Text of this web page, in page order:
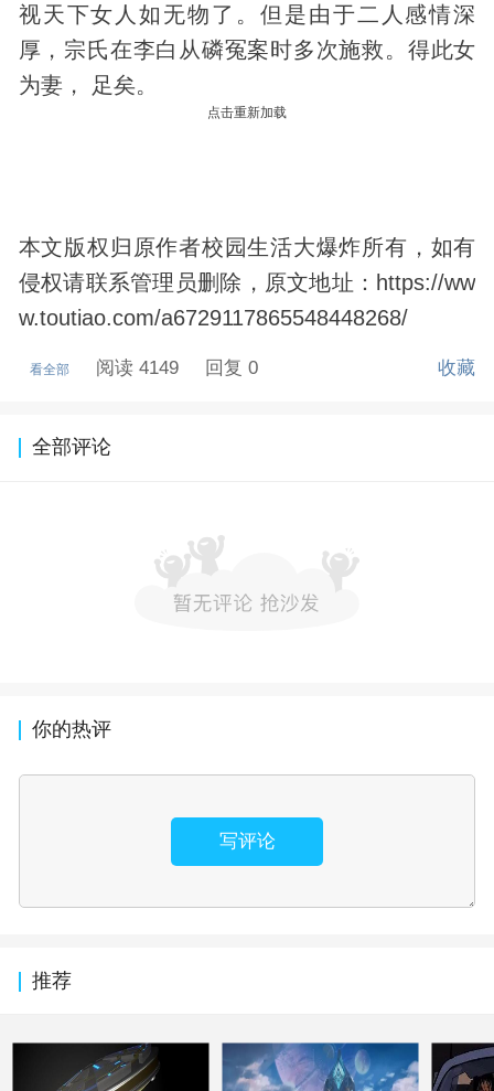
视天下女人如无物了。但是由于二人感情深
厚，宗氏在李白从磷冤案时多次施救。得此女
为妻， 足矣。
点击重新加载
本文版权归原作者校园生活大爆炸所有，如有
侵权请联系管理员删除，原文地址：https://ww
w.toutiao.com/a6729117865548448268/
看全部 阅读 4149 回复 0 收藏
全部评论
你的热评
写评论
推荐